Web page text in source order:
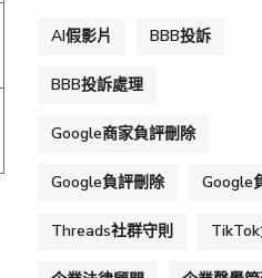
AI假影片 BBB投訴
BBB投訴處理
Google商家負評刪除
Google負評刪除 Google
Threads社群守則